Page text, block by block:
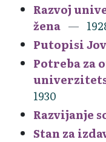
Razvoj
žena
Putopisi
Potreba za
1930
Razvijanje
Stan za